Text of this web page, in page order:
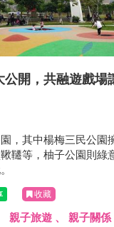
公開，共融遊戲場
，其中楊梅三民公園
韆等，柚子公園則綠
收藏
親子旅遊 、 親子關係